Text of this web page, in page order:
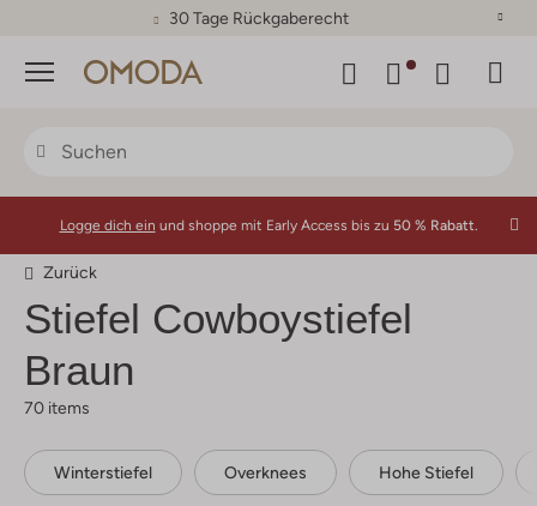
30 Tage Rückgaberecht
Menü
Logge dich ein und shoppe mit Early Access bis zu 50 % Rabatt.
Zurück
Stiefel Cowboystiefel
Braun
70 items
Winterstiefel Overknees Hohe Stiefel